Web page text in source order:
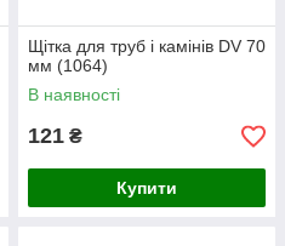
Щітка для труб і камінів DV 70
мм (1064)
В наявності
121 ₴
Купити